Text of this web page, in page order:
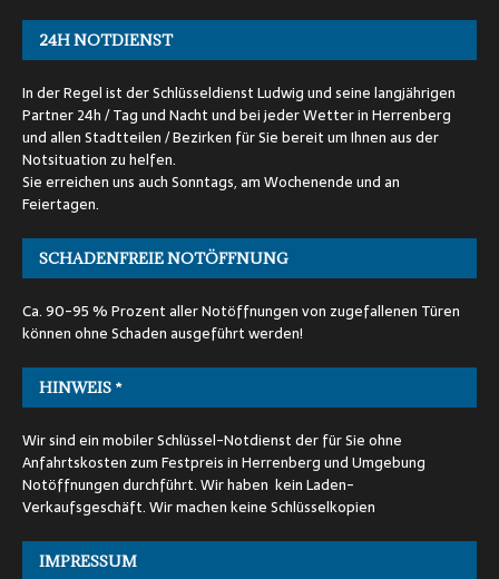
24H NOTDIENST
In der Regel ist der Schlüsseldienst Ludwig und seine langjährigen
Partner 24h / Tag und Nacht und bei jeder Wetter in Herrenberg
und allen Stadtteilen / Bezirken für Sie bereit um Ihnen aus der
Notsituation zu helfen.
Sie erreichen uns auch Sonntags, am Wochenende und an
Feiertagen.
SCHADENFREIE NOTÖFFNUNG
Ca. 90-95 % Prozent aller Notöffnungen von zugefallenen Türen
können ohne Schaden ausgeführt werden!
HINWEIS *
Wir sind ein mobiler Schlüssel-Notdienst der für Sie ohne
Anfahrtskosten zum Festpreis in Herrenberg und Umgebung
Notöffnungen durchführt. Wir haben kein Laden-
Verkaufsgeschäft. Wir machen keine Schlüsselkopien
IMPRESSUM